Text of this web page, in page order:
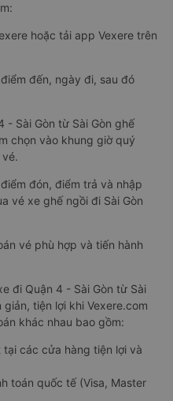
hoặc tải app Vexere trên
đến, ngày đi, sau đó
- Sài Gòn từ Sài Gòn ghế
chọn vào khung giờ quý
đón, điểm trả và nhập
vé xe ghế ngồi đi Sài Gòn
vé phù hợp và tiến hành
đi Quận 4 - Sài Gòn từ Sài
tiện lợi khi Vexere.com
khác nhau bao gồm:
các cửa hàng tiện lợi và
toán quốc tế (Visa, Master